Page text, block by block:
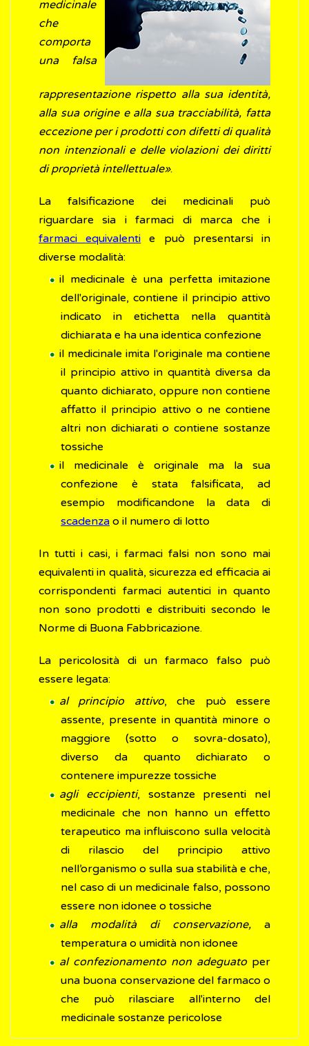
medicinale
che
comporta
una falsa
rappresentazione rispetto alla sua identità,
alla sua origine e alla sua tracciabilità, fatta
eccezione per i prodotti con difetti di qualità
non intenzionali e delle violazioni dei diritti
di proprietà intellettuale».
La falsificazione dei medicinali può
riguardare sia i farmaci di marca che i
farmaci equivalenti e può presentarsi in
diverse modalità:
il medicinale è una perfetta imitazione
dell'originale, contiene il principio attivo
indicato in etichetta nella quantità
dichiarata e ha una identica confezione
il medicinale imita l'originale ma contiene
il principio attivo in quantità diversa da
quanto dichiarato, oppure non contiene
affatto il principio attivo o ne contiene
altri non dichiarati o contiene sostanze
tossiche
il medicinale è originale ma la sua
confezione è stata falsificata, ad
esempio modificandone la data di
scadenza o il numero di lotto
In tutti i casi, i farmaci falsi non sono mai
equivalenti in qualità, sicurezza ed efficacia ai
corrispondenti farmaci autentici in quanto
non sono prodotti e distribuiti secondo le
Norme di Buona Fabbricazione.
La pericolosità di un farmaco falso può
essere legata:
al principio attivo, che può essere
assente, presente in quantità minore o
maggiore (sotto o sovra-dosato),
diverso da quanto dichiarato o
contenere impurezze tossiche
agli eccipienti, sostanze presenti nel
medicinale che non hanno un effetto
terapeutico ma influiscono sulla velocità
di rilascio del principio attivo
nell’organismo o sulla sua stabilità e che,
nel caso di un medicinale falso, possono
essere non idonee o tossiche
alla modalità di conservazione, a
temperatura o umidità non idonee
al confezionamento non adeguatoper
una buona conservazione del farmaco o
che può rilasciare all'interno del
medicinale sostanze pericolose